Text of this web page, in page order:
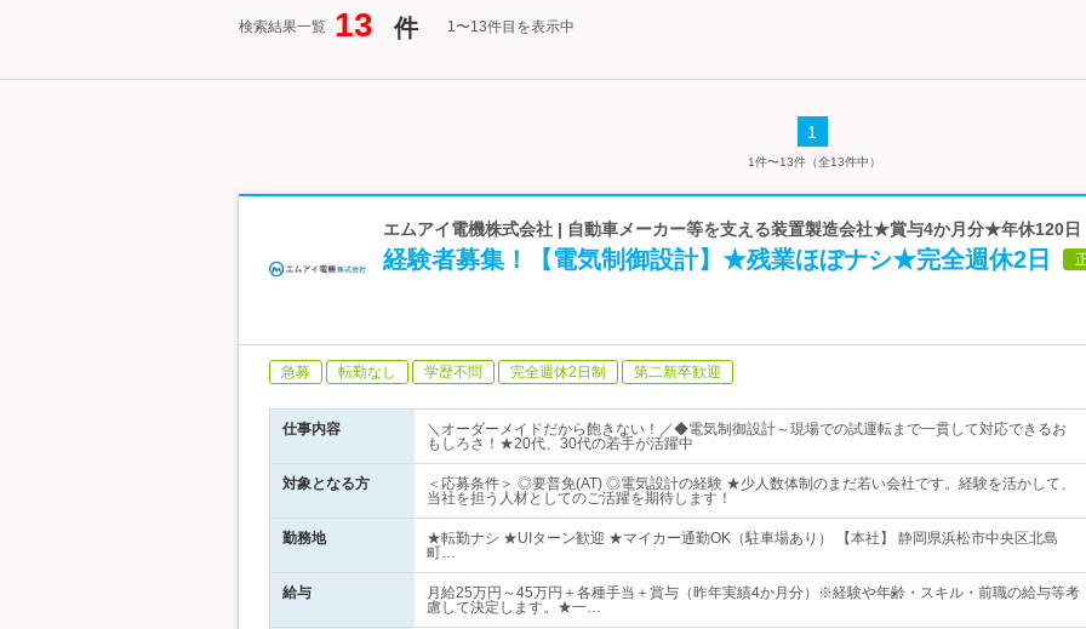
検索結果一覧 13 件 1〜13件目を表示中
1
1件〜13件（全13件中）
エムアイ電機株式会社 | 自動車メーカー等を支える装置製造会社★賞与4か月分★年休120日
経験者募集！【電気制御設計】★残業ほぼナシ★完全週休2日
急募 転勤なし 学歴不問 完全週休2日制 第二新卒歓迎
仕事内容
＼オーダーメイドだから飽きない！／◆電気制御設計～現場での試運転まで一貫して対応できるお
もしろさ！★20代、30代の若手が活躍中
対象となる方
＜応募条件＞ ◎要普免(AT) ◎電気設計の経験 ★少人数体制のまだ若い会社です。経験を活かして、
当社を担う人材としてのご活躍を期待します！
勤務地
★転勤ナシ ★UIターン歓迎 ★マイカー通勤OK（駐車場あり） 【本社】 静岡県浜松市中央区北島
町…
給与
月給25万円～45万円＋各種手当＋賞与（昨年実績4か月分）※経験や年齢・スキル・前職の給与等考
慮して決定します。★一…